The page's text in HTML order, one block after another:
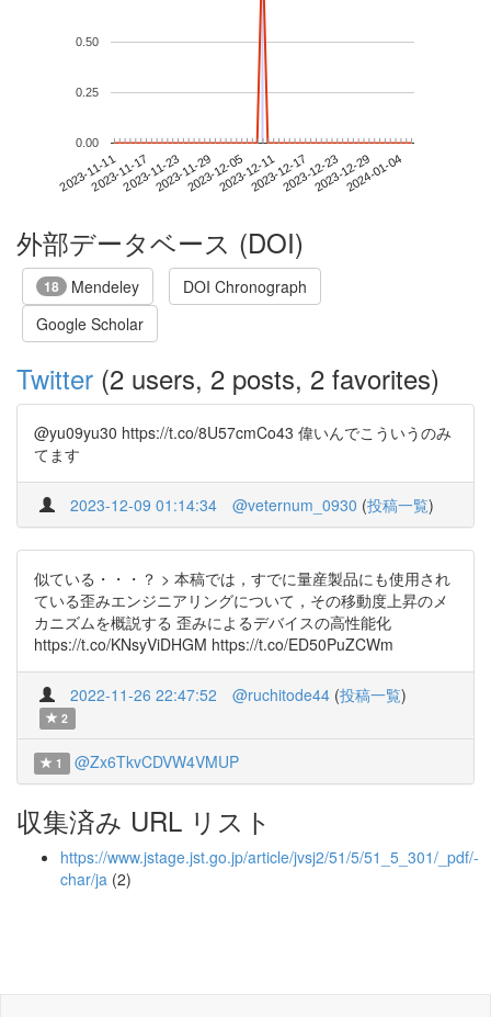
2023-11-112023-11-172023-11-232023-11-292023-12-052023-12-112023-12-172023-12-232023-12-292024-01-04
0.00
0.25
0.50
外部データベース (DOI)
18 Mendeley
DOI Chronograph
Google Scholar
Twitter (2 users, 2 posts, 2 favorites)
@yu09yu30 https://t.co/8U57cmCo43 偉いんでこういうのみ
てます
2023-12-09 01:14:34 @veternum_0930 (投稿一覧)
似ている・・・？ > 本稿では，すでに量産製品にも使用され
ている歪みエンジニアリングについて，その移動度上昇のメ
カニズムを概説する 歪みによるデバイスの高性能化
https://t.co/KNsyViDHGM https://t.co/ED50PuZCWm
2022-11-26 22:47:52 @ruchitode44 (投稿一覧)
2
1 @Zx6TkvCDVW4VMUP
収集済み URL リスト
https://www.jstage.jst.go.jp/article/jvsj2/51/5/51_5_301/_pdf/-
char/ja (2)